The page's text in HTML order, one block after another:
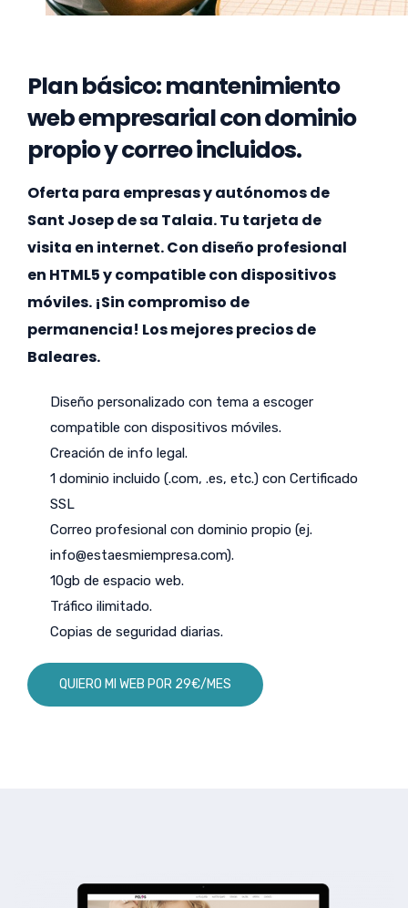
Plan básico: mantenimiento
web empresarial con dominio
propio y correo incluidos.
Oferta para empresas y autónomos de
Sant Josep de sa Talaia. Tu tarjeta de
visita en internet. Con diseño profesional
en HTML5 y compatible con dispositivos
móviles. ¡Sin compromiso de
permanencia! Los mejores precios de
Baleares.
Diseño personalizado con tema a escoger
compatible con dispositivos móviles.
Creación de info legal.
1 dominio incluido (.com, .es, etc.) con Certificado
SSL
Correo profesional con dominio propio (ej.
info@estaesmiempresa.com).
10gb de espacio web.
Tráfico ilimitado.
Copias de seguridad diarias.
QUIERO MI WEB POR 29€/MES